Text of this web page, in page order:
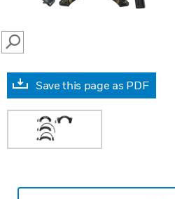
SEARCH
Save this page as PDF